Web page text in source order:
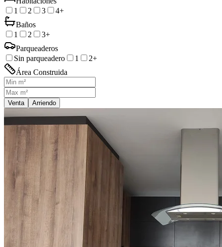
1
2 3
4+
Baños
1
2
3+
Parqueaderos
Sin parqueadero
1
2+
Área Construida
Venta Arriendo